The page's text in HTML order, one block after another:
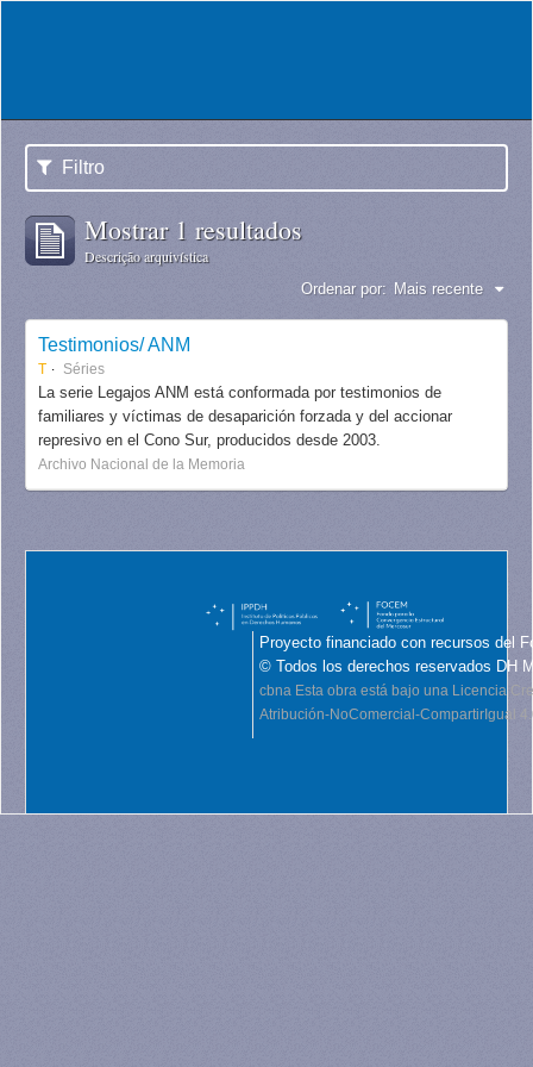
Filtro
Mostrar 1 resultados
Descrição arquivística
Ordenar por: Mais recente
Testimonios/ ANM
T Séries
La serie Legajos ANM está conformada por testimonios de
familiares y víctimas de desaparición forzada y del accionar
represivo en el Cono Sur, producidos desde 2003.
Archivo Nacional de la Memoria
Proyecto financiado con recursos del
© Todos los derechos reservados DH
cbna Esta obra está bajo una Licencia
Atribución-NoComercial-CompartirIgual